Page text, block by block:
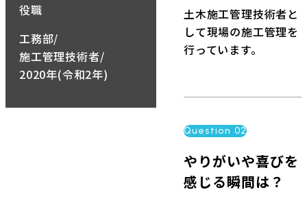
役職
工務部/
施工管理技術者/
2020年(令和2年)
土木施工管理技術者と
して現場の施工管理を
行っています。
Question 02
やりがいや喜びを
感じる瞬間は？